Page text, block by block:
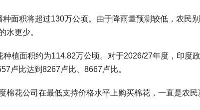
面积将超过130万公顷。由于降雨量预测较低，农民
水更少。
植面积约为114.82万公顷。对于2026/27年度，印度
卢比达到8267卢比、8667卢比。
棉花公司在最低支持价格水平上购买棉花，一直是农民